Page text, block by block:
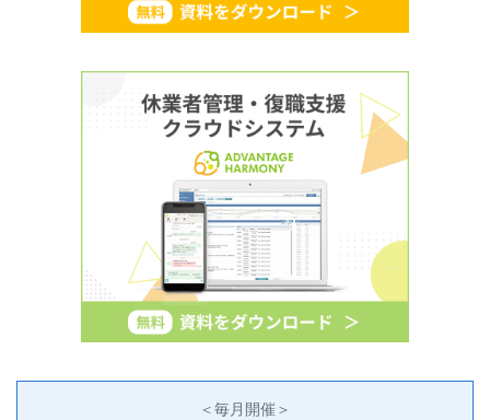
＜毎月開催＞